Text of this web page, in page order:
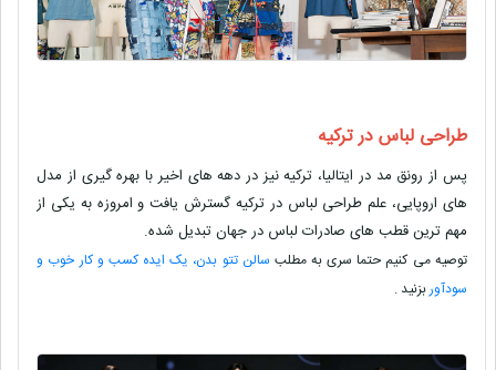
طراحی لباس در ترکیه
پس از رونق مد در ایتالیا، ترکیه نیز در دهه های اخیر با بهره گیری از مدل
های اروپایی، علم طراحی لباس در ترکیه گسترش یافت و امروزه به یکی از
مهم ترین قطب های صادرات لباس در جهان تبدیل شده.
توصیه می کنیم حتما سری به مطلب سالن تتو بدن، یک ایده کسب و کار خوب و
سودآوربزنید .